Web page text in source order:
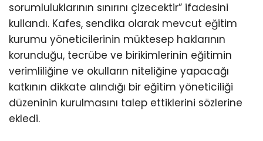
sorumluluklarının sınırını çizecektir” ifadesini
kullandı. Kafes, sendika olarak mevcut eğitim
kurumu yöneticilerinin müktesep haklarının
korunduğu, tecrübe ve birikimlerinin eğitimin
verimliliğine ve okulların niteliğine yapacağı
katkının dikkate alındığı bir eğitim yöneticiliği
düzeninin kurulmasını talep ettiklerini sözlerine
ekledi.